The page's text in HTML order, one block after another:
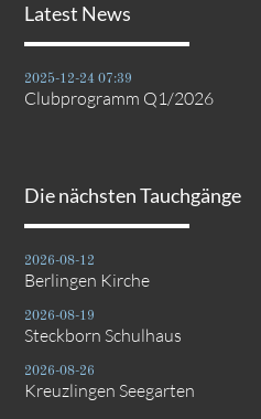
Latest News
2025-12-24 07:39
Clubprogramm Q1/2026
Die nächsten Tauchgänge
2026-08-12
Berlingen Kirche
2026-08-19
Steckborn Schulhaus
2026-08-26
Kreuzlingen Seegarten